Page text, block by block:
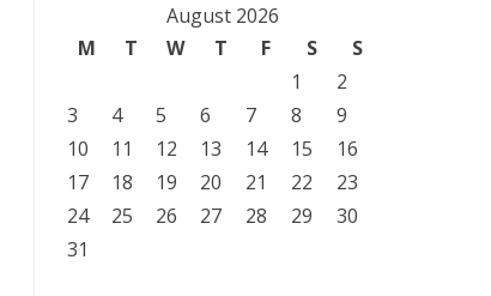
August 2026
M
T W T F S
S
1
2
3
4 5 6 7 8
9
10
11 12 13 14 15
16
17
18 19 20 21 22
23
24
25 26 27 28 29
30
31